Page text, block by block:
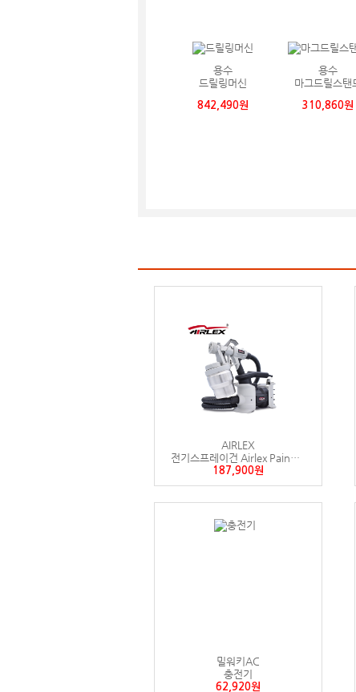
용수
드릴링머신
842,490원
용수
마그드릴스탠
310,860원
AIRLEX
전기스프레이건 Airlex Painworks 800CS KR
187,900원
밀워키AC
충전기
62,920원